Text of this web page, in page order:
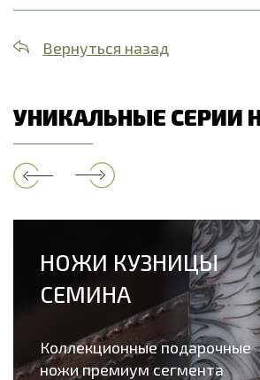
Вернуться назад
УНИКАЛЬНЫЕ СЕРИИ
НОЖИ КУЗНИЦЫ
СЕМИНА
Коллекционные подарочные
ножи премиум сегмента